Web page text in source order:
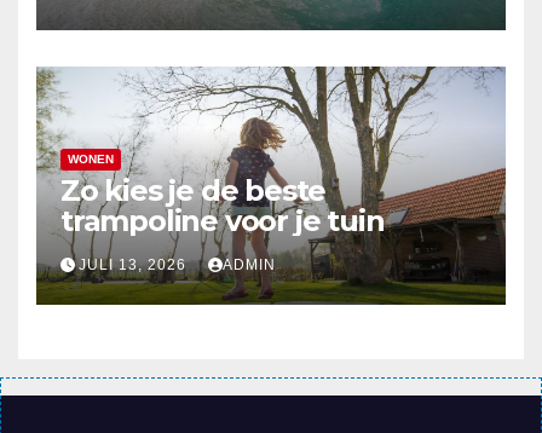
WONEN
Zo kies je de beste
trampoline voor je tuin
JULI 13, 2026 ADMIN